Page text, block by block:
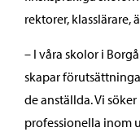
rektorer, klasslärare,
– I våra skolor i
skapar
de anställda. Vi
professionella inom